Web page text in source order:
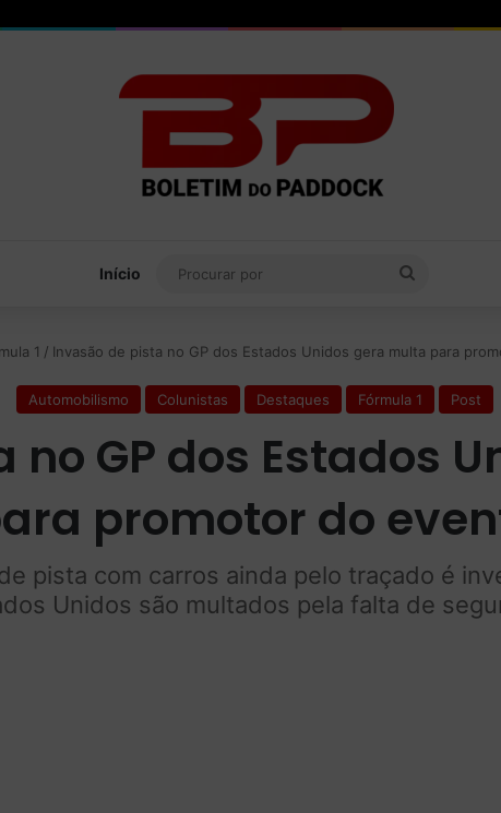
Início
1 / Invasão de pista no GP dos Estados Unidos gera multa para
Automobilismo Colunistas Destaques Fórmula 1 Post
no GP dos Estados
promotor do
pista com carros ainda pelo traçado é
Unidos são multados pela falta de